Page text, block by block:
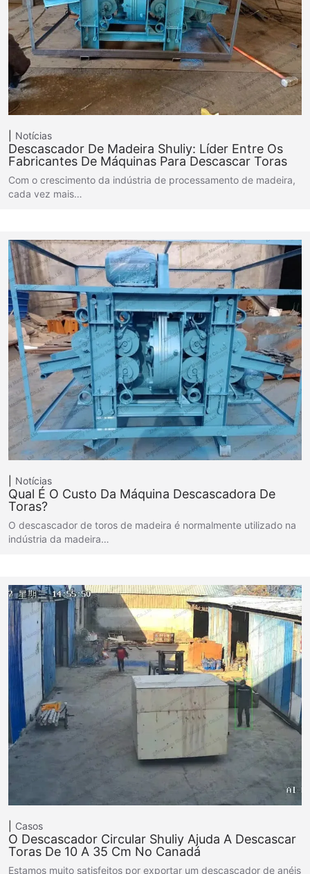
Notícias
Descascador De Madeira Shuliy: Líder Entre Os
Fabricantes De Máquinas Para Descascar Toras
Com o crescimento da indústria de processamento de madeira,
cada vez mais…
Notícias
Qual É O Custo Da Máquina Descascadora De
Toras?
O descascador de toros de madeira é normalmente utilizado na
indústria da madeira…
Casos
O Descascador Circular Shuliy Ajuda A Descascar
Toras De 10 A 35 Cm No Canadá
Estamos muito satisfeitos por exportar um descascador de anéis